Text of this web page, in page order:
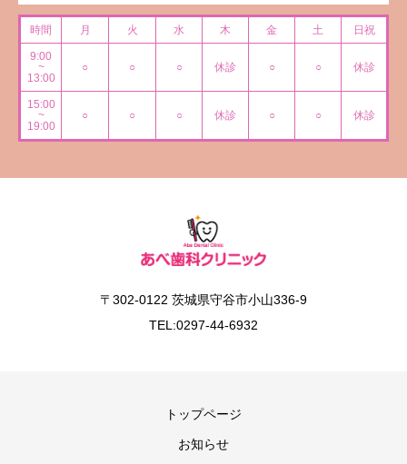
時間 月 火 水 木 金 土 日祝
9:00
~
13:00
○ ○ ○ 休診 ○ ○ 休診
15:00
~
19:00
○ ○ ○ 休診 ○ ○ 休診
〒302-0122 茨城県守谷市小山336-9
TEL:0297-44-6932
トップページ
お知らせ